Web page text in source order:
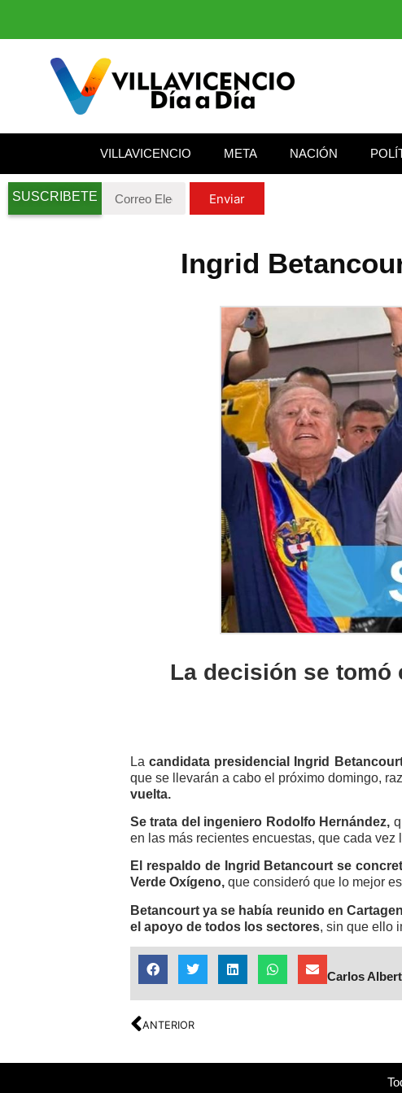
VILLAVICENCIO META NACIÓN
SUSCRIBETE Enviar
Ingrid
La decisión se tomó
Lacandidata presidencial Ingrid
que se llevarán a cabo el próximo domingo,
vuelta.
Se trata del ingeniero Rodolfo Hernández,
en las más recientes encuestas, que cada vez
El respaldo de Ingrid Betancourt se
Verde Oxígeno, que consideró que lo mejor
Betancourt ya se había reunido en
el apoyo de todos los sectores, sin que ello
Carlos
ANTERIOR